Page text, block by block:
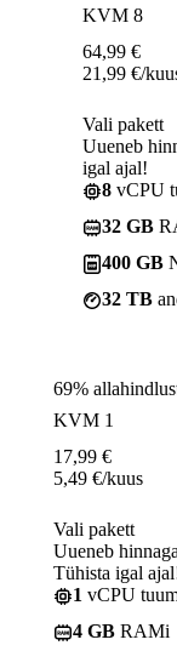
KVM 8
64,99 €
21,99 €/
Vali pakett
Uueneb
igal ajal!
8 vCPU
32 GB
400 GB
32 TB
69%
KVM 1
17,99 €
5,49 €/kuus
Vali pakett
Uueneb
Tühista igal
1 vCPU
4 GB RAMi